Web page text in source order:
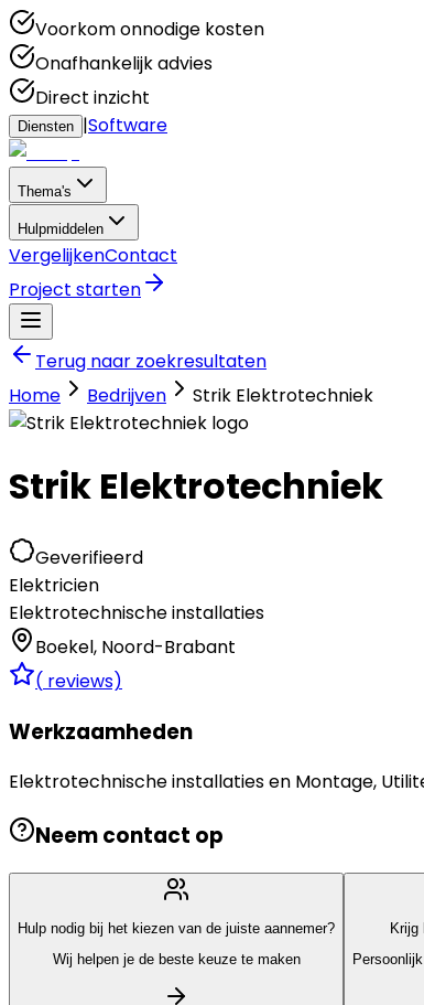
Voorkom onnodige kosten
Onafhankelijk advies
Direct inzicht
Diensten |Software
Thema's
Hulpmiddelen
VergelijkenContact
Project starten
Terug naar zoekresultaten
Home
Bedrijven Strik Elektrotechniek
Strik Elektrotechniek
Geverifieerd
Elektricien
Elektrotechnische installaties
Boekel, Noord-Brabant
( reviews)
Werkzaamheden
Elektrotechnische installaties en Montage,
Neem contact op
Hulp nodig bij het kiezen van de juiste aannemer?
Wij helpen je de beste keuze te maken
Krijg